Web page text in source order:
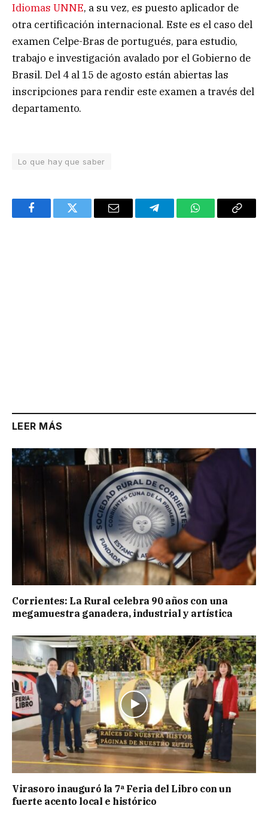
Idiomas UNNE, a su vez, es puesto aplicador de
otra certificación internacional. Este es el caso del
examen Celpe-Bras de portugués, para estudio,
trabajo e investigación avalado por el Gobierno de
Brasil. Del 4 al 15 de agosto están abiertas las
inscripciones para rendir este examen a través del
departamento.
Lo que hay que saber
FacebookTwitter Email TelegramWhatsAppCopy
LEER MÁS
Corrientes: La Rural celebra 90 años con una
megamuestra ganadera, industrial y artística
Virasoro inauguró la 7ª Feria del Libro con un
fuerte acento local e histórico